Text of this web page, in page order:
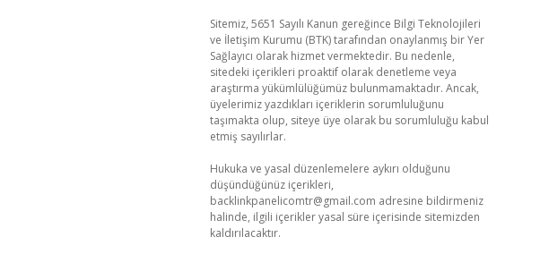
Sitemiz, 5651 Sayılı Kanun gereğince Bilgi Teknolojileri
ve İletişim Kurumu (BTK) tarafından onaylanmış bir Yer
Sağlayıcı olarak hizmet vermektedir. Bu nedenle,
sitedeki içerikleri proaktif olarak denetleme veya
araştırma yükümlülüğümüz bulunmamaktadır. Ancak,
üyelerimiz yazdıkları içeriklerin sorumluluğunu
taşımakta olup, siteye üye olarak bu sorumluluğu kabul
etmiş sayılırlar.
Hukuka ve yasal düzenlemelere aykırı olduğunu
düşündüğünüz içerikleri,
backlinkpanelicomtr@gmail.com adresine bildirmeniz
halinde, ilgili içerikler yasal süre içerisinde sitemizden
kaldırılacaktır.